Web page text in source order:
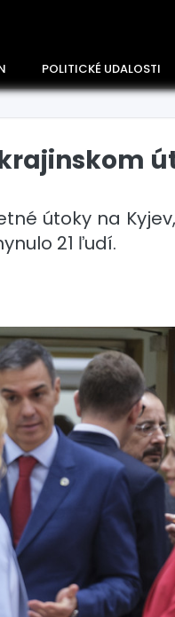
POLITICKÉ UDALOSTI
útoky na
21 ľudí.